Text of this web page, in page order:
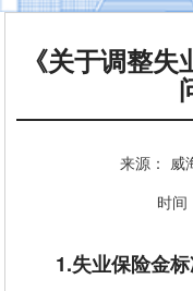
《关于调整
来源： 威
时间
1.失业保险金